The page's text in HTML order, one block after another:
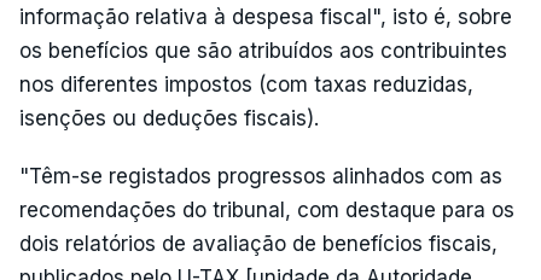
informação relativa à despesa fiscal", isto é, sobre
os benefícios que são atribuídos aos contribuintes
nos diferentes impostos (com taxas reduzidas,
isenções ou deduções fiscais).
"Têm-se registados progressos alinhados com as
recomendações do tribunal, com destaque para os
dois relatórios de avaliação de benefícios fiscais,